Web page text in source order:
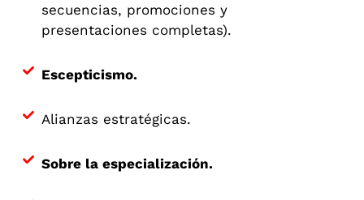
secuencias, promociones y
presentaciones completas).
Escepticismo.
Alianzas estratégicas.
Sobre la especialización.